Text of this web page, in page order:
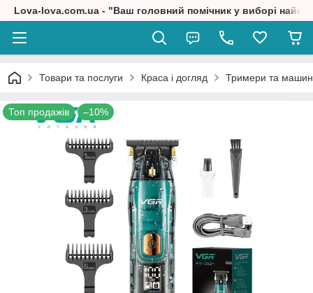
Lova-lova.com.ua - "Ваш головний помічник у виборі
Товари та послуги Краса і догляд Тримери та
Топ продажів –10%